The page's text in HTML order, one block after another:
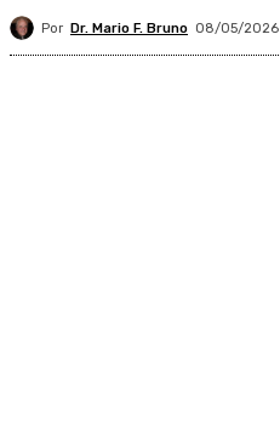
Por Dr. Mario F. Bruno 08/05/2026